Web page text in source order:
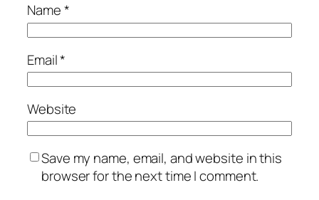
Name*
Email*
Website
Save my name, email, and website in this
browser for the next time I comment.